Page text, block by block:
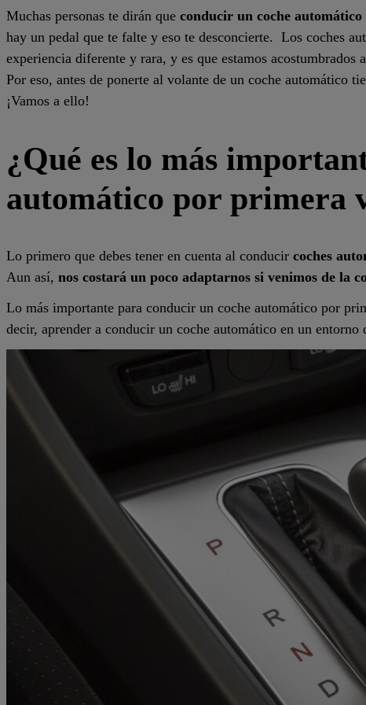
Muchas personas te dirán que conducir un coche
hay un pedal que te falte y eso te desconcierte. Los coches
experiencia diferente y rara, y es que estamos
Por eso, antes de ponerte al volante de un coche automático
¡Vamos a ello!
¿Qué es lo más
automático por primera
Lo primero que debes tener en cuenta al conducir coches
Aun así, nos costará un poco adaptarnos si venimos de la
Lo más importante para conducir un coche automático por
decir, aprender a conducir un coche automático en un entorno